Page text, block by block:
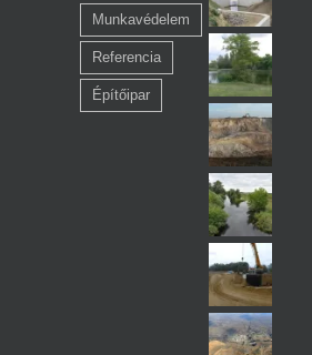
Munkavédelem
Referencia
Építőipar